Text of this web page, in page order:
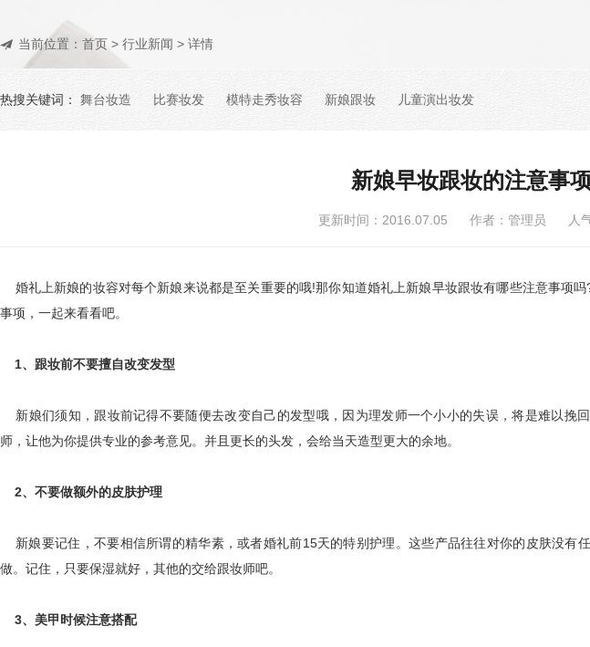
当前位置： 首页 > 行业新闻 > 详情
热搜关键词： 舞台妆造 比赛妆发 模特走秀妆容 新娘跟妆 儿童演出妆发
新娘早妆跟妆的注意事
更新时间：2016.07.05 作者：管理员 人
婚礼上新娘的妆容对每个新娘来说都是至关重要的哦!那你知道婚礼上新娘早妆跟妆有哪些注意事项
事项，一起来看看吧。
1、跟妆前不要擅自改变发型
新娘们须知，跟妆前记得不要随便去改变自己的发型哦，因为理发师一个小小的失误，将是难以挽
师，让他为你提供专业的参考意见。并且更长的头发，会给当天造型更大的余地。
2、不要做额外的皮肤护理
新娘要记住，不要相信所谓的精华素，或者婚礼前15天的特别护理。这些产品往往对你的皮肤没有
做。记住，只要保湿就好，其他的交给跟妆师吧。
3、美甲时候注意搭配